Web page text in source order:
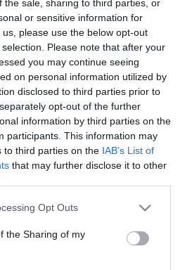
the sale, sharing to third parties, or
or sensitive information for
please use the below opt-out
Please note that after your
you may continue seeing
on personal information utilized by
disclosed to third parties prior to
opt-out of the further
information by third parties on the
participants. This information may
to third parties on the IAB’s List of
that may further disclose it to other
app uses one or more Google
usage behaviour. You may click to
Google and its third-party tags to
specified purposes in below Google
Opt Outs
the Sharing of my
megtartani a természet
a borkészítésben és
Teret engedünk a
hiszen borainkat
vadélesztőkkel erjesztjük, így
az adott évjárat és dűlőink
Mindezt a mai borkedvelők
igazítva.
valljuk, hogy a borász, szülő, ki
gyermekeként neveli. Fejlődését
de soha nem formálja
a természet adta
többet
út 61.
timeline